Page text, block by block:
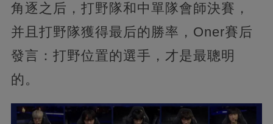
角逐之后，打野隊和中單隊會師決賽，
并且打野隊獲得最后的勝率，Oner賽后
發言：打野位置的選手，才是最聰明
的。